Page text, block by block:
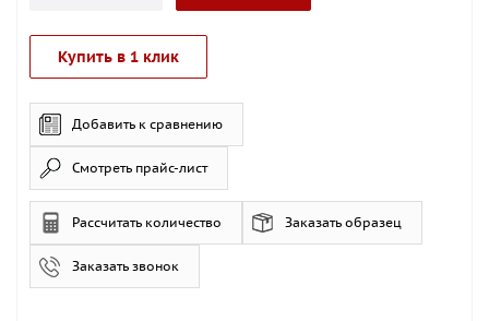
Купить в 1 клик
Смотреть прайс-лист
Добавить к сравнению
Рассчитать количество Заказать образец
Заказать звонок